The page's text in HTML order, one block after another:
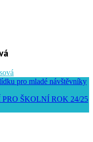
pro mladé návštěvníky
ŠKOLNÍ ROK 24/25